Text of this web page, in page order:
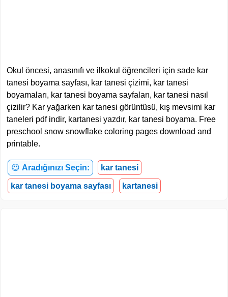
Okul öncesi, anasınıfı ve ilkokul öğrencileri için sade kar
tanesi boyama sayfası, kar tanesi çizimi, kar tanesi
boyamaları, kar tanesi boyama sayfaları, kar tanesi nasıl
çizilir? Kar yağarken kar tanesi görüntüsü, kış mevsimi kar
taneleri pdf indir, kartanesi yazdır, kar tanesi boyama. Free
preschool snow snowflake coloring pages download and
printable.
😍 Aradığınızı Seçin: kar tanesi
kar tanesi boyama sayfası kartanesi